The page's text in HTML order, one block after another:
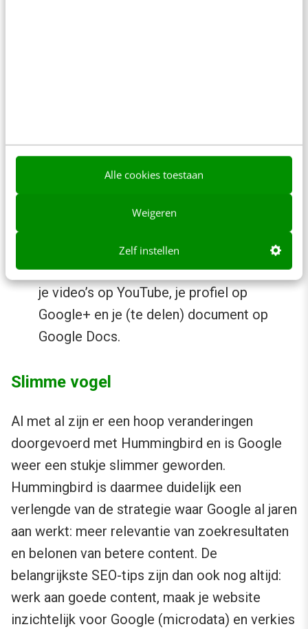
Alle cookies toestaan
Weigeren
Zelf instellen
problemen oplost of mensen iets leert. En
Authorship. Dit is heel gemakkelijk
en ontzettend belangrijk.
heeft, is het aan te raden om
gerelateerde websiteste gebruiken. Zet
je video’s op YouTube, je profiel op
Google+ en je (te delen) document op
Google Docs.
Slimme vogel
Al met al zijn er een hoop veranderingen
doorgevoerd met Hummingbird en is Google
weer een stukje slimmer geworden.
Hummingbird is daarmee duidelijk een
verlengde van de strategie waar Google al jaren
aan werkt: meer relevantie van zoekresultaten
en belonen van betere content. De
belangrijkste SEO-tips zijn dan ook nog altijd:
werk aan goede content, maak je website
inzichtelijk voor Google (microdata) en verkies